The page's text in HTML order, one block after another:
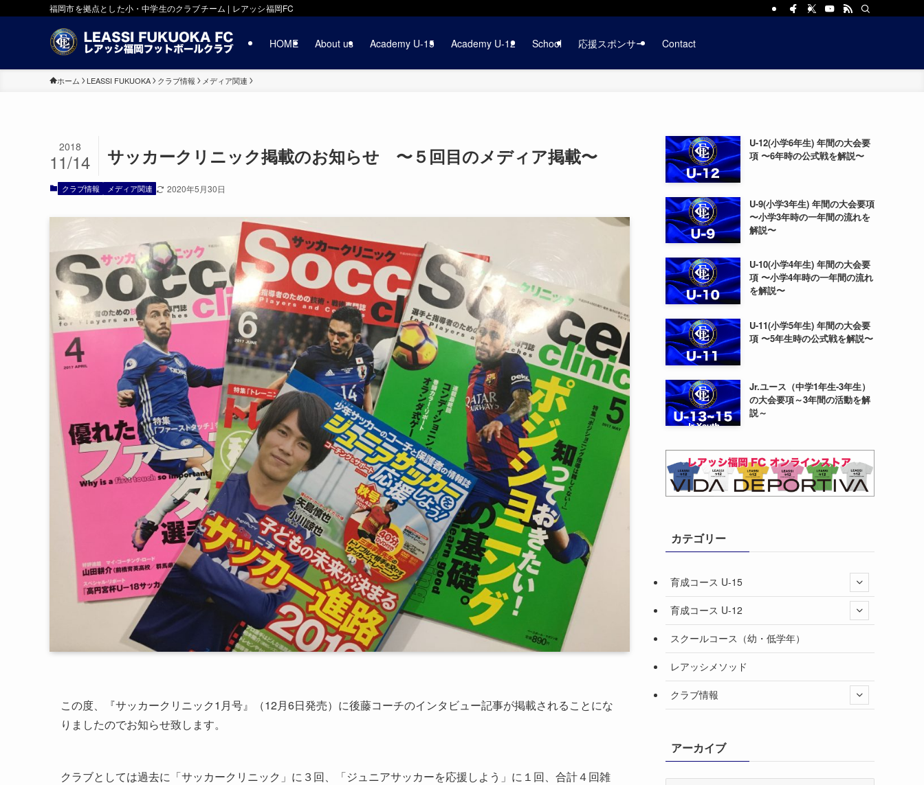
福岡市を拠点とした小・中学生のクラブチーム | レアッシ福岡FC
HOME About us Academy U-15 Academy U-12 School 応援スポンサー Contact
ホーム LEASSI FUKUOKA クラブ情報 メディア関連
サッカークリニック掲載のお知らせ 〜５回目のメディア掲載〜
2018
11/14
クラブ情報 メディア関連 2020年5月30日
この度、『サッカークリニック1月号』（12月6日発売）に後藤コーチのインタビュー記事が掲載されることにな
りましたのでお知らせ致します。
クラブとしては過去に「サッカークリニック」に３回、「ジュニアサッカーを応援しよう」に１回、合計４回雑
U-12(小学6年生) 年間の大会要
項 〜6年時の公式戦を解説〜
U-9(小学3年生) 年間の大会要項
〜小学3年時の一年間の流れを
解説〜
U-10(小学4年生) 年間の大会要
項 〜小学4年時の一年間の流れ
を解説〜
U-11(小学5年生) 年間の大会要
項 〜5年生時の公式戦を解説〜
Jr.ユース（中学1年生-3年生）
の大会要項～3年間の活動を解
説～
カテゴリー
育成コース U-15
育成コース U-12
スクールコース（幼・低学年）
レアッシメソッド
クラブ情報
アーカイブ